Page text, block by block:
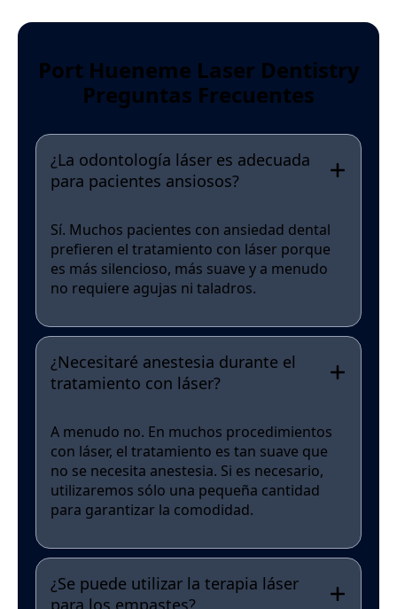
Port Hueneme Laser Dentistry
Preguntas Frecuentes
¿La odontología láser es adecuada
para pacientes ansiosos?
Sí. Muchos pacientes con ansiedad dental
prefieren el tratamiento con láser porque
es más silencioso, más suave y a menudo
no requiere agujas ni taladros.
¿Necesitaré anestesia durante el
tratamiento con láser?
A menudo no. En muchos procedimientos
con láser, el tratamiento es tan suave que
no se necesita anestesia. Si es necesario,
utilizaremos sólo una pequeña cantidad
para garantizar la comodidad.
¿Se puede utilizar la terapia láser
para los empastes?